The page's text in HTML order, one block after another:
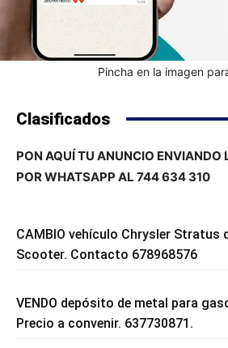
Pincha en la imagen
Clasificados
PON AQUÍ TU ANUNCIO ENVIANDO
POR WHATSAPP AL 744 634 310
CAMBIO vehículo Chrysler Stratus
Scooter. Contacto 678968576
VENDO depósito de metal para
Precio a convenir. 637730871.